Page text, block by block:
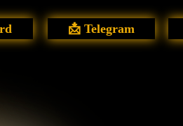
📩 Telegram